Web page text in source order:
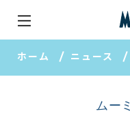
ホーム ニュース
ムー